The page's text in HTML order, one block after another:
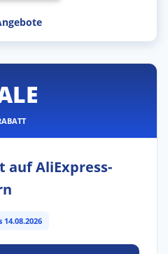
auf AliExpress-
14.08.2026